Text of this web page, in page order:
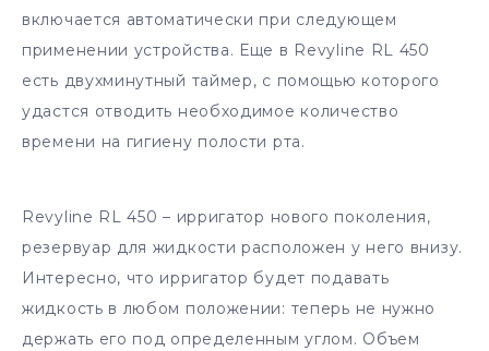
включается автоматически при следующем
применении устройства. Еще в Revyline RL 450
есть двухминутный таймер, с помощью которого
удастся отводить необходимое количество
времени на гигиену полости рта.
Revyline RL 450 – ирригатор нового поколения,
резервуар для жидкости расположен у него внизу.
Интересно, что ирригатор будет подавать
жидкость в любом положении: теперь не нужно
держать его под определенным углом. Объем